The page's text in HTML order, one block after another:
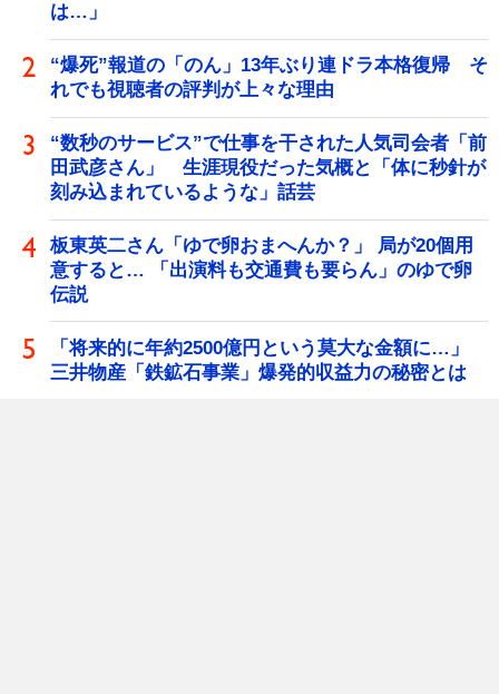
は…」
“爆死”報道の「のん」13年ぶり連ドラ本格復帰 そ
れでも視聴者の評判が上々な理由
“数秒のサービス”で仕事を干された人気司会者「前
田武彦さん」 生涯現役だった気概と「体に秒針が
刻み込まれているような」話芸
板東英二さん「ゆで卵おまへんか？」 局が20個用
意すると… 「出演料も交通費も要らん」のゆで卵
伝説
「将来的に年約2500億円という莫大な金額に…」
三井物産「鉄鉱石事業」爆発的収益力の秘密とは